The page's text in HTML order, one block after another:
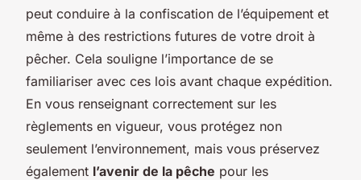
peut conduire à la confiscation de l’équipement et
même à des restrictions futures de votre droit à
pêcher. Cela souligne l’importance de se
familiariser avec ces lois avant chaque expédition.
En vous renseignant correctement sur les
règlements en vigueur, vous protégez non
seulement l’environnement, mais vous préservez
également l’avenir de la pêche pour les